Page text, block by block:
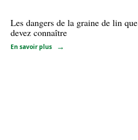
Les dangers de la graine de lin
devez connaître
En savoir plus